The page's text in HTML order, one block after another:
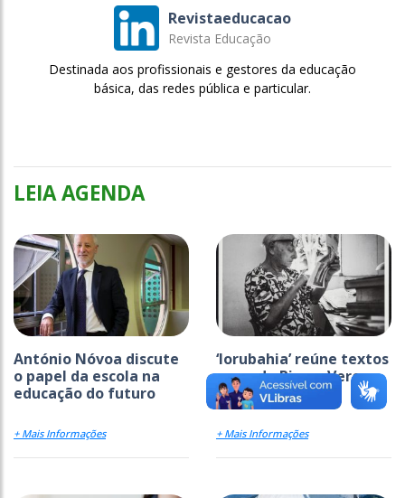
Revistaeducacao
Revista Educação
Destinada aos profissionais e gestores da educação
básica, das redes pública e particular.
LEIA AGENDA
António Nóvoa discute
o papel da escola na
educação do futuro
+ Mais Informações
‘Iorubahia’ reúne textos
raros de Pierre Verger
+ Mais Informações